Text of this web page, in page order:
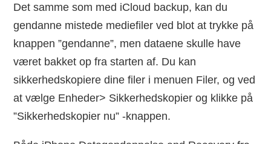
Det samme som med iCloud backup, kan du
gendanne mistede mediefiler ved blot at trykke på
knappen ”gendanne”, men dataene skulle have
været bakket op fra starten af. Du kan
sikkerhedskopiere dine filer i menuen Filer, og ved
at vælge Enheder> Sikkerhedskopier og klikke på
”Sikkerhedskopier nu” -knappen.